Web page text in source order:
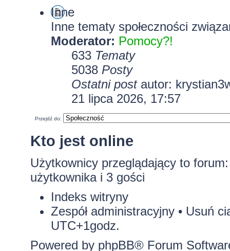
Inne
Inne tematy społeczności
Moderator: Pomocy?!
633 Tematy
5038 Posty
Ostatni postautor:
21 lipca 2026, 17:57
Przejdź do:
Kto jest online
Użytkownicy przeglądający to
użytkownika i 3 gości
Indeks witryny
Zespół administracyjny• Usuń
UTC+1godz.
Powered by phpBB® Forum